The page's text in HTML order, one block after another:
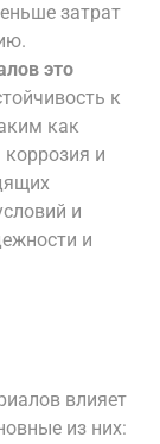
затрат
это
к
как
и
и
и
влияет
из них: